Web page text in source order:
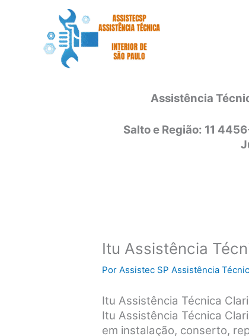
Assistência
Salto e Região: 11
Itu Assistência
PorAssistec SP Assistência
Itu Assistência Técnica
Itu Assistência Técnica
em instalação, conserto,